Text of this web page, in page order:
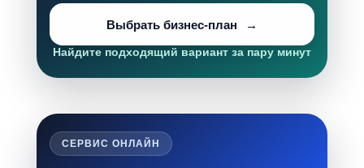
Выбрать бизнес-план
Найдите подходящий вариант за пару минут
СЕРВИС ОНЛАЙН